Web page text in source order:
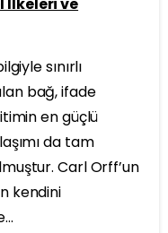
sınırlı
bağ, ifade
en güçlü
da tam
Carl Orff’un
kendini